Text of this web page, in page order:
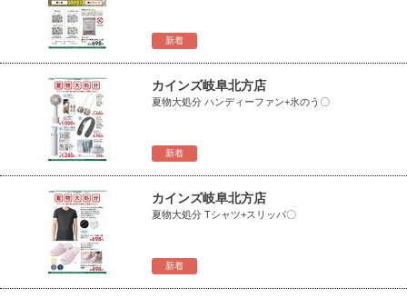
新着
新着
カインズ岐阜北方店
夏物大処分 ハンディーファン+氷のう〇
新着
カインズ岐阜北方店
夏物大処分 Tシャツ+スリッパ〇